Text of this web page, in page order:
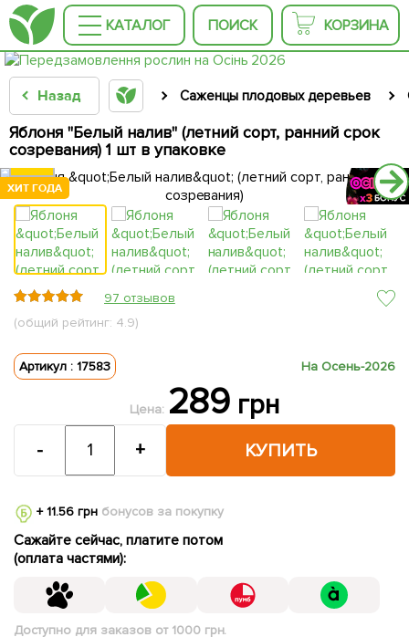
КАТАЛОГ ПОИСК КОРЗИНА
Назад Саженцы плодовых деревьев
Яблоня "Белый налив" (летний сорт, ранний срок
созревания) 1 шт в упаковке
ХИТ ГОДА
ХИТ ГОДА
ХИТ ГОДА
ХИТ ГОДА
ХИТ ГОДА
97 отзывов
(общий рейтинг: 4.9)
Артикул : 17583 На Осень-2026
Цена: 289 грн
КУПИТЬ
- +
+ 11.56 грнбонусов за покупку
Сажайте сейчас, платите потом
(оплата частями):
Доступно для заказов от 1000 грн.